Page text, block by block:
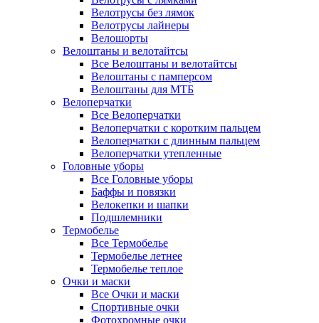
Велотрусы без лямок
Велотрусы лайнеры
Велошорты
Велоштаны и велотайтсы
Все Велоштаны и велотайтсы
Велоштаны с памперсом
Велоштаны для МТБ
Велоперчатки
Все Велоперчатки
Велоперчатки с коротким пальцем
Велоперчатки с длинным пальцем
Велоперчатки утепленные
Головные уборы
Все Головные уборы
Баффы и повязки
Велокепки и шапки
Подшлемники
Термобелье
Все Термобелье
Термобелье летнее
Термобелье теплое
Очки и маски
Все Очки и маски
Спортивные очки
Фотохромные очки